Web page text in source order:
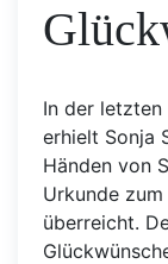
In der letzten
erhielt Sonja
Händen von
Urkunde
überreicht.